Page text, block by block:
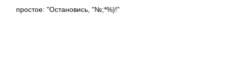
простое: "Остановись, "№;*%)!"